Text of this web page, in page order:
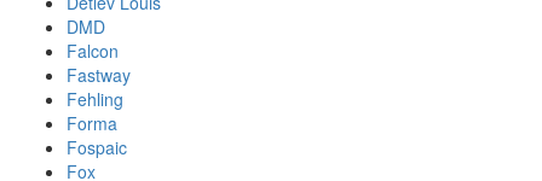
DMD
Falcon
Fastway
Fehling
Forma
Fospaic
Fox